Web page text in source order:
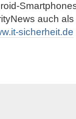
auch
sicherheit.de